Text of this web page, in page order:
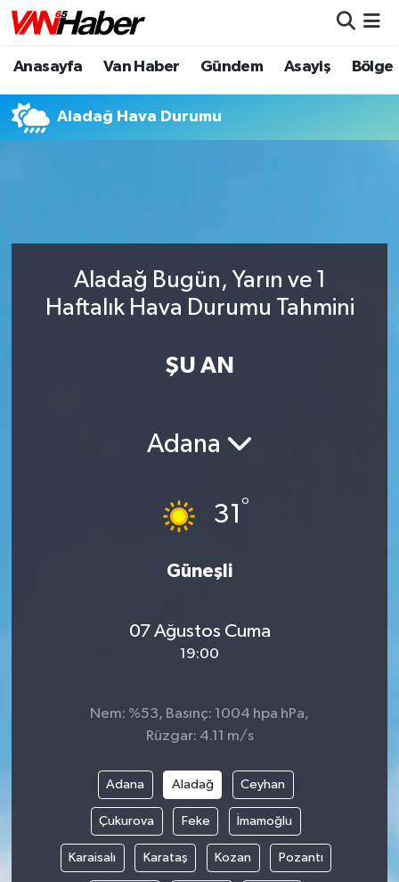
Anasayfa Van Haber Gündem Asayiş Bölge
Aladağ Hava Durumu
Aladağ Bugün, Yarın ve 1
Haftalık Hava Durumu Tahmini
ŞU AN
Adana
31°
Güneşli
07 Ağustos Cuma
19:00
Nem: %53, Basınç: 1004 hpa hPa,
Rüzgar: 4.11 m/s
Adana Aladağ Ceyhan
Çukurova Feke İmamoğlu
Karaisalı Karataş Kozan Pozantı
Nöbetçi Eczaneler
Hava Durumu
Son Dakika Haberleri